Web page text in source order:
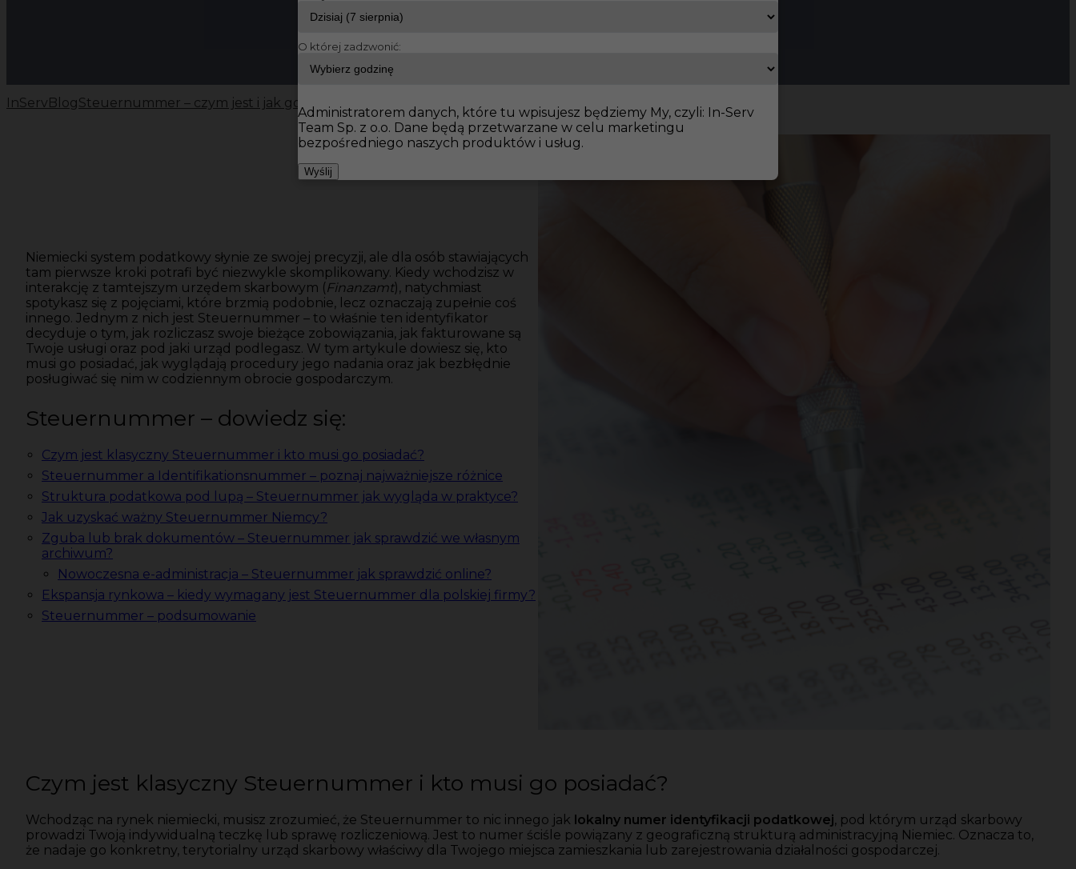
InServ BlogSteuernummer – czym jest i jak go uzyskać?
Niemiecki system podatkowy słynie ze swojej precyzji, ale dla osób stawiających
tam pierwsze kroki potrafi być niezwykle skomplikowany. Kiedy wchodzisz w
interakcję z tamtejszym urzędem skarbowym (Finanzamt), natychmiast
spotykasz się z pojęciami, które brzmią podobnie, lecz oznaczają zupełnie coś
innego. Jednym z nich jest Steuernummer – to właśnie ten identyfikator
decyduje o tym, jak rozliczasz swoje bieżące zobowiązania, jak fakturowane są
Twoje usługi oraz pod jaki urząd podlegasz. W tym artykule dowiesz się, kto
musi go posiadać, jak wyglądają procedury jego nadania oraz jak bezbłędnie
posługiwać się nim w codziennym obrocie gospodarczym.
Steuernummer – dowiedz się:
Czym jest klasyczny Steuernummer i kto musi go posiadać?
Steuernummer a Identifikationsnummer – poznaj najważniejsze różnice
Struktura podatkowa pod lupą – Steuernummer jak wygląda w praktyce?
Jak uzyskać ważny Steuernummer Niemcy?
Zguba lub brak dokumentów – Steuernummer jak sprawdzić we własnym
archiwum?
Nowoczesna e-administracja – Steuernummer jak sprawdzić online?
Ekspansja rynkowa – kiedy wymagany jest Steuernummer dla polskiej firmy?
Steuernummer – podsumowanie
Czym jest klasyczny Steuernummer i kto musi go posiadać?
Wchodząc na rynek niemiecki, musisz zrozumieć, że Steuernummer to nic innego jak lokalny numer identyfikacji podatkowej, pod którym urząd skarbowy
prowadzi Twoją indywidualną teczkę lub sprawę rozliczeniową. Jest to numer ściśle powiązany z geograficzną strukturą administracyjną Niemiec. Oznacza to,
że nadaje go konkretny, terytorialny urząd skarbowy właściwy dla Twojego miejsca zamieszkania lub zarejestrowania działalności gospodarczej.
O której zadzwonić:
Administratorem danych, które tu wpisujesz będziemy My, czyli: In-Serv
Team Sp. z o.o. Dane będą przetwarzane w celu marketingu
bezpośredniego naszych produktów i usług.
Wyślij